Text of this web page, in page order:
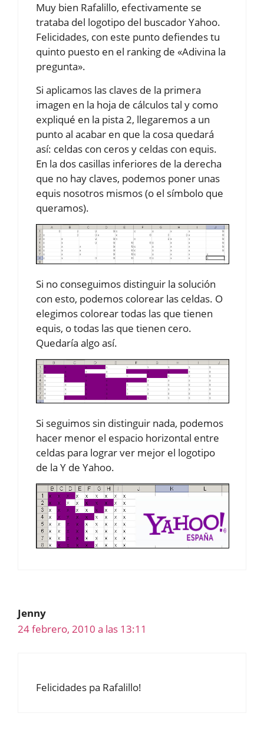
Muy bien Rafalillo, efectivamente se
trataba del logotipo del buscador Yahoo.
Felicidades, con este punto defiendes tu
quinto puesto en el ranking de «Adivina la
pregunta».
Si aplicamos las claves de la primera
imagen en la hoja de cálculos tal y como
expliqué en la pista 2, llegaremos a un
punto al acabar en que la cosa quedará
así: celdas con ceros y celdas con equis.
En la dos casillas inferiores de la derecha
que no hay claves, podemos poner unas
equis nosotros mismos (o el símbolo que
queramos).
Si no conseguimos distinguir la solución
con esto, podemos colorear las celdas. O
elegimos colorear todas las que tienen
equis, o todas las que tienen cero.
Quedaría algo así.
Si seguimos sin distinguir nada, podemos
hacer menor el espacio horizontal entre
celdas para lograr ver mejor el logotipo
de la Y de Yahoo.
Jenny
24 febrero, 2010 a las 13:11
Felicidades pa Rafalillo!